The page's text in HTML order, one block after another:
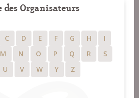
des Organisateurs
C D E F G H
I
M N O P Q R
S
U V W Y Z